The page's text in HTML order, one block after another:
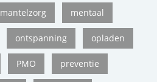
mantelzorg mentaal
ontspanning opladen
PMO preventie